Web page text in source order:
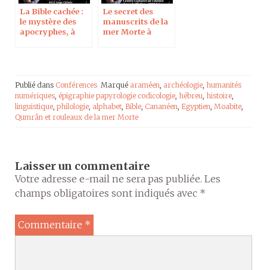
La Bible cachée :
le mystère des
apocryphes, à
Le secret des
manuscrits de la
mer Morte à
Publié dans Conférences Marqué araméen, archéologie, humanités
numériques, épigraphie papyrologie codicologie, hébreu, histoire,
linguistique, philologie, alphabet, Bible, Cananéen, Egyptien, Moabite,
Qumrân et rouleaux de la mer Morte
Laisser un commentaire
Votre adresse e-mail ne sera pas publiée. Les
champs obligatoires sont indiqués avec *
Commentaire *